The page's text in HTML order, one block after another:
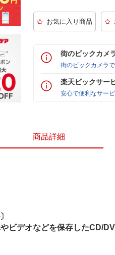
街のビックカメ
街のビックカメラ
楽天ビックサー
安心で便利なサー
商品詳細
ビデオなどを保存したCD/